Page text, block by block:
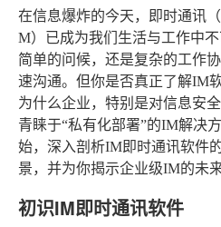
在信息爆炸的今天，即时通讯（
M）已成为我们生活与工作中
简单的问候，还是复杂的工作
速沟通。但你是否真正了解IM
为什么企业，特别是对信息安
青睐于“私有化部署”的IM解决
始，深入剖析IM即时通讯软件
景，并为你揭示企业级IM的未来
初识IM即时通讯软件